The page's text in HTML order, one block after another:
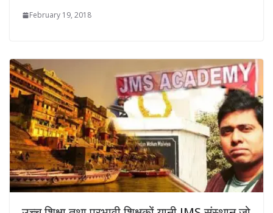
February 19, 2018